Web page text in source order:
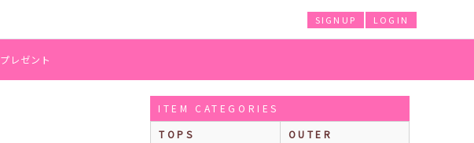
LOGIN
SIGNUP
プレゼント
ITEM CATEGORIES
TOPS
OUTER